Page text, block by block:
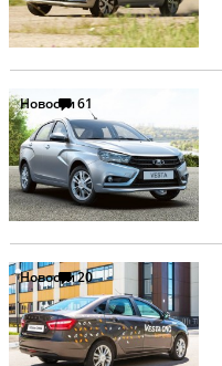
Новости61
Новости20